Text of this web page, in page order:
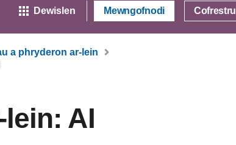
Dewislen Mewngofnodi Cofrestru
a phryderon ar-lein
AI